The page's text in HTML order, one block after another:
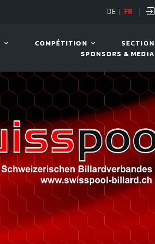
LIVE!
DE FR
COMPÉTITION
SECTION
SPONSORS & MEDIA